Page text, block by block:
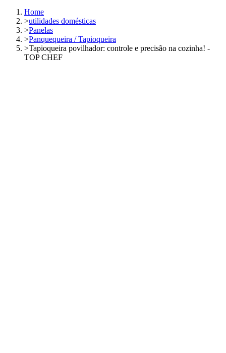
Home
>utilidades domésticas
>Panelas
>Panquequeira / Tapioqueira
>Tapioqueira povilhador: controle e precisão na cozinha! -
TOP CHEF